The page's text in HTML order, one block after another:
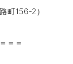
町156-2）
＝＝